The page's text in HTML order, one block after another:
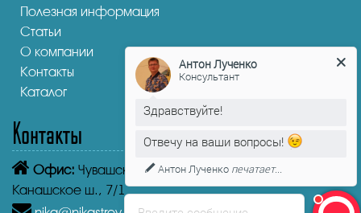
Полезная информация
Статьи
О компании
Контакты
Каталог
Контакты
Офис: Чувашская Республика,Чебоксары
Канашское ш., 7/1
Антон Лученко
Консультант
Здравствуйте!
Отвечу на ваши вопросы!
Антон Лученко печатает...